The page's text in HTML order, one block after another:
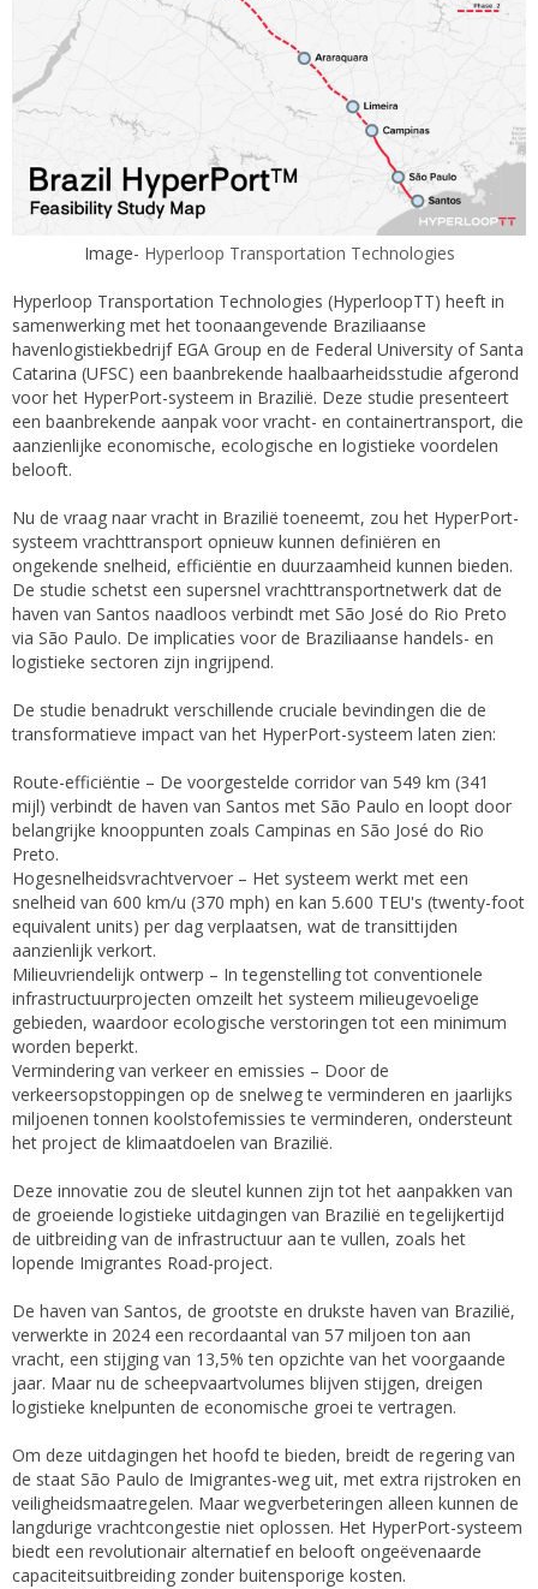
Image- Hyperloop Transportation Technologies
Hyperloop Transportation Technologies (HyperloopTT) heeft in
samenwerking met het toonaangevende Braziliaanse
havenlogistiekbedrijf EGA Group en de Federal University of Santa
Catarina (UFSC) een baanbrekende haalbaarheidsstudie afgerond
voor het HyperPort-systeem in Brazilië. Deze studie presenteert
een baanbrekende aanpak voor vracht- en containertransport, die
aanzienlijke economische, ecologische en logistieke voordelen
belooft.
Nu de vraag naar vracht in Brazilië toeneemt, zou het HyperPort-
systeem vrachttransport opnieuw kunnen definiëren en
ongekende snelheid, efficiëntie en duurzaamheid kunnen bieden.
De studie schetst een supersnel vrachttransportnetwerk dat de
haven van Santos naadloos verbindt met São José do Rio Preto
via São Paulo. De implicaties voor de Braziliaanse handels- en
logistieke sectoren zijn ingrijpend.
De studie benadrukt verschillende cruciale bevindingen die de
transformatieve impact van het HyperPort-systeem laten zien:
Route-efficiëntie – De voorgestelde corridor van 549 km (341
mijl) verbindt de haven van Santos met São Paulo en loopt door
belangrijke knooppunten zoals Campinas en São José do Rio
Preto.
Hogesnelheidsvrachtvervoer – Het systeem werkt met een
snelheid van 600 km/u (370 mph) en kan 5.600 TEU's (twenty-foot
equivalent units) per dag verplaatsen, wat de transittijden
aanzienlijk verkort.
Milieuvriendelijk ontwerp – In tegenstelling tot conventionele
infrastructuurprojecten omzeilt het systeem milieugevoelige
gebieden, waardoor ecologische verstoringen tot een minimum
worden beperkt.
Vermindering van verkeer en emissies – Door de
verkeersopstoppingen op de snelweg te verminderen en jaarlijks
miljoenen tonnen koolstofemissies te verminderen, ondersteunt
het project de klimaatdoelen van Brazilië.
Deze innovatie zou de sleutel kunnen zijn tot het aanpakken van
de groeiende logistieke uitdagingen van Brazilië en tegelijkertijd
de uitbreiding van de infrastructuur aan te vullen, zoals het
lopende Imigrantes Road-project.
De haven van Santos, de grootste en drukste haven van Brazilië,
verwerkte in 2024 een recordaantal van 57 miljoen ton aan
vracht, een stijging van 13,5% ten opzichte van het voorgaande
jaar. Maar nu de scheepvaartvolumes blijven stijgen, dreigen
logistieke knelpunten de economische groei te vertragen.
Om deze uitdagingen het hoofd te bieden, breidt de regering van
de staat São Paulo de Imigrantes-weg uit, met extra rijstroken en
veiligheidsmaatregelen. Maar wegverbeteringen alleen kunnen de
langdurige vrachtcongestie niet oplossen. Het HyperPort-systeem
biedt een revolutionair alternatief en belooft ongeëvenaarde
capaciteitsuitbreiding zonder buitensporige kosten.